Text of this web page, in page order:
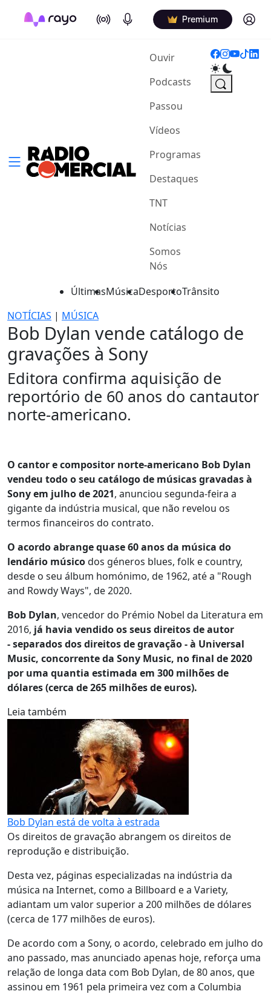
On Air Podcasts Premium Log in
Ouvir(current)
Podcasts
Passou
Vídeos
Programas
Destaques
TNT
Notícias
Somos
Nós
ÚltimasMúsicaDesportoTrânsito
NOTÍCIAS | MÚSICA
Bob Dylan vende catálogo de
gravações à Sony
Editora confirma aquisição de
reportório de 60 anos do cantautor
norte-americano.
O cantor e compositor norte-americano Bob Dylan
vendeu todo o seu catálogo de músicas gravadas à
Sony em julho de 2021, anunciou segunda-feira a
gigante da indústria musical, que não revelou os
termos financeiros do contrato.
O acordo abrange quase 60 anos da música do
lendário músicodos géneros blues, folk e country,
desde o seu álbum homónimo, de 1962, até a "Rough
and Rowdy Ways", de 2020.
Bob Dylan, vencedor do Prémio Nobel da Literatura em
2016, já havia vendido os seus direitos de autor
- separados dos direitos de gravação - à Universal
Music, concorrente da Sony Music, no final de 2020
por uma quantia estimada em 300 milhões de
dólares (cerca de 265 milhões de euros).
Leia também
Bob Dylan está de volta à estrada
Os direitos de gravação abrangem os direitos de
reprodução e distribuição.
Desta vez, páginas especializadas na indústria da
música na Internet, como a Billboard e a Variety,
adiantam um valor superior a 200 milhões de dólares
(cerca de 177 milhões de euros).
De acordo com a Sony, o acordo, celebrado em julho do
ano passado, mas anunciado apenas hoje, reforça uma
relação de longa data com Bob Dylan, de 80 anos, que
assinou em 1961 pela primeira vez com a Columbia